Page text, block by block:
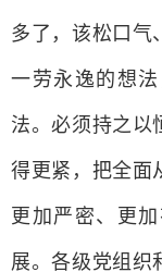
多了，该松口气
一劳永逸的想
法。必须持之以
得更紧，把全面
更加严密、更
展。各级党组织